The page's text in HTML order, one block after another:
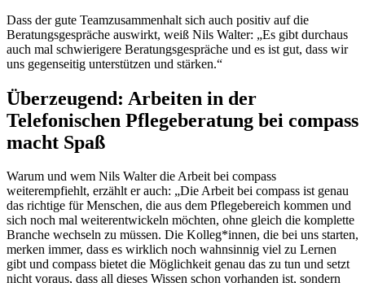
Dass der gute Teamzusammenhalt sich auch positiv auf die
Beratungsgespräche auswirkt, weiß Nils Walter: „Es gibt durchaus
auch mal schwierigere Beratungsgespräche und es ist gut, dass wir
uns gegenseitig unterstützen und stärken.“
Überzeugend: Arbeiten in der
Telefonischen Pflegeberatung bei compass
macht Spaß
Warum und wem Nils Walter die Arbeit bei compass
weiterempfiehlt, erzählt er auch: „Die Arbeit bei compass ist genau
das richtige für Menschen, die aus dem Pflegebereich kommen und
sich noch mal weiterentwickeln möchten, ohne gleich die komplette
Branche wechseln zu müssen. Die Kolleg*innen, die bei uns starten,
merken immer, dass es wirklich noch wahnsinnig viel zu Lernen
gibt und compass bietet die Möglichkeit genau das zu tun und setzt
nicht voraus, dass all dieses Wissen schon vorhanden ist, sondern